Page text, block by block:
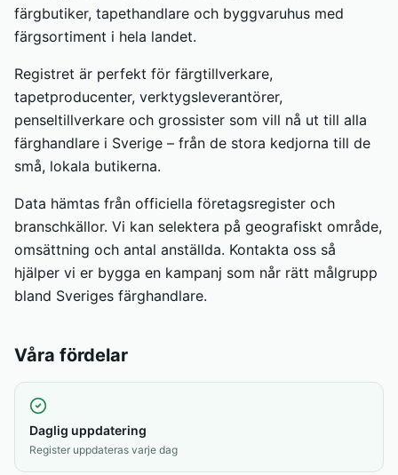
färgbutiker, tapethandlare och byggvaruhus med
färgsortiment i hela landet.
Registret är perfekt för färgtillverkare,
tapetproducenter, verktygsleverantörer,
penseltillverkare och grossister som vill nå ut till alla
färghandlare i Sverige – från de stora kedjorna till de
små, lokala butikerna.
Data hämtas från officiella företagsregister och
branschkällor. Vi kan selektera på geografiskt område,
omsättning och antal anställda. Kontakta oss så
hjälper vi er bygga en kampanj som når rätt målgrupp
bland Sveriges färghandlare.
Våra fördelar
Daglig uppdatering
Register uppdateras varje dag